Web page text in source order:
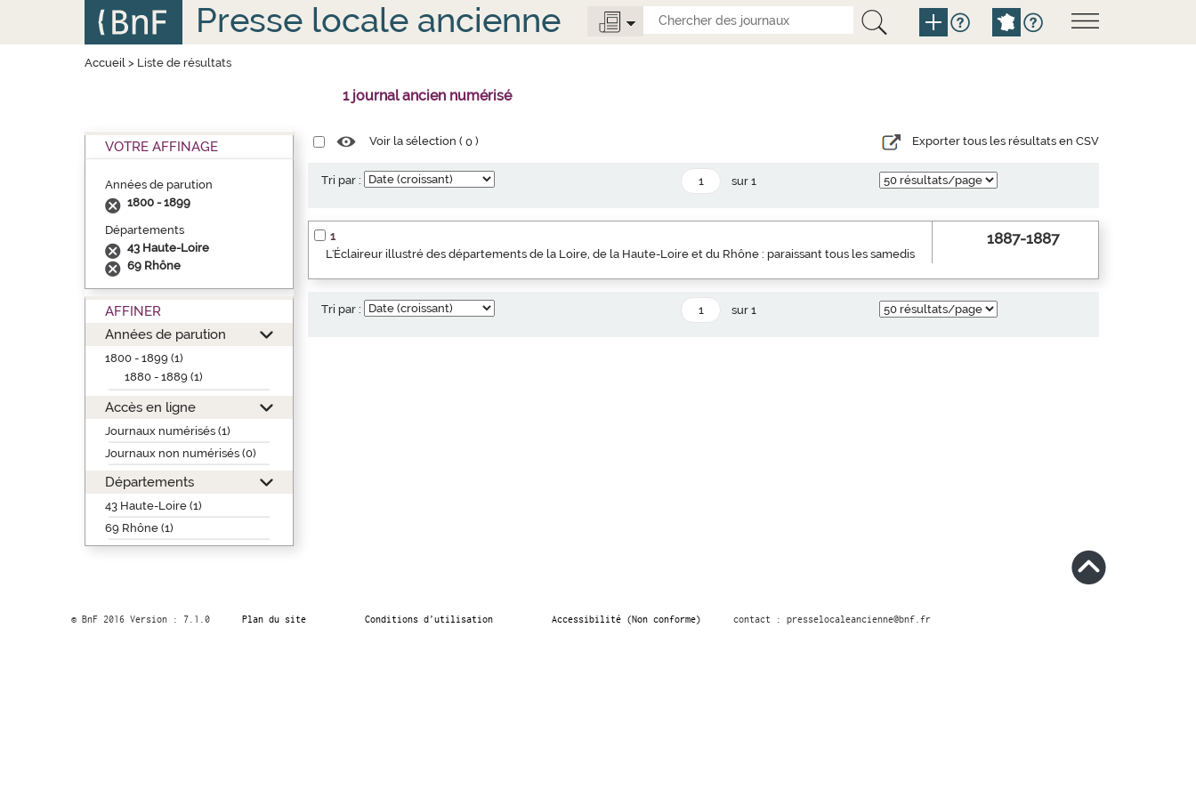
Presse locale ancienne
Accueil> Liste de résultats
1 journal ancien numérisé
VOTRE AFFINAGE
Années de parution
1800 - 1899
Départements
43 Haute-Loire
69 Rhône
AFFINER
Années de parution
1800 - 1899 (1)
1880 - 1889 (1)
Accès en ligne
Journaux numérisés (1)
Journaux non numérisés (0)
Départements
43 Haute-Loire (1)
69 Rhône (1)
Voir la sélection (0 ) Exporter tous les résultats en CSV
Tri par : sur 1
1
L'Éclaireur illustré des départements de la Loire, de la Haute-Loire et du Rhône : paraissant tous les samedis
1887-1887
Tri par : sur 1
© BnF 2016 Version : 7.1.0 Plan du site Conditions d’utilisation Accessibilité (Non conforme) contact : presselocaleancienne@bnf.fr
Panneau de gestion des cookies